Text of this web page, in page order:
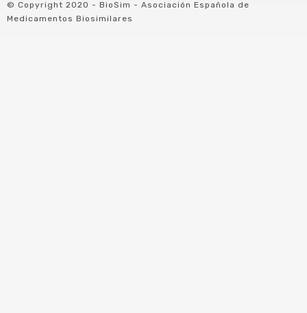
© Copyright 2020 - BioSim - Asociación Española de
Medicamentos Biosimilares